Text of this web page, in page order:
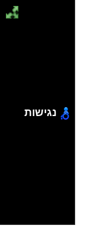
נגישות